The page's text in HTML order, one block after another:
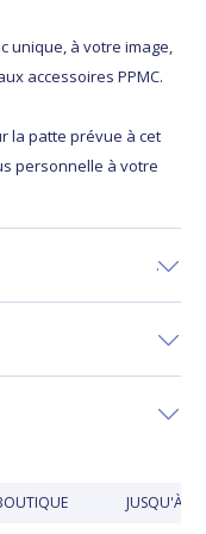
unique, à votre image,
accessoires PPMC.
la patte prévue à cet
personnelle à votre
JUSQU'À